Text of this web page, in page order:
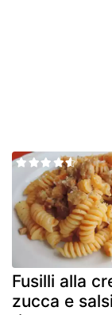
Fusilli alla
zucca e